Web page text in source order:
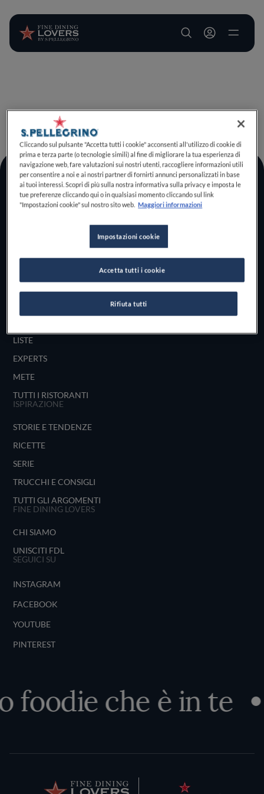
User account
TORNA A INIZIO PAGINA
Home
Log In
Scopri il vero
foodie che è in te
UNISCITI
LISTE
EXPERTS
METE
TUTTI I RISTORANTI
ISPIRAZIONE
STORIE E TENDENZE
RICETTE
SERIE
TRUCCHI E CONSIGLI
TUTTI GLI ARGOMENTI
FINE DINING LOVERS
CHI SIAMO
UNISCITI FDL
SEGUICI SU
INSTAGRAM
FACEBOOK
YOUTUBE
PINTEREST
foodie che è in te
Cliccando sul pulsante "Accetta tutti i cookie" acconsenti all'utilizzo di cookie di
prima e terza parte (o tecnologie simili) al fine di migliorare la tua esperienza di
navigazione web, fare valutazioni sui nostri utenti, raccogliere informazioni utili
per consentire a noi e ai nostri partner di fornirti annunci personalizzati in base
ai tuoi interessi. Scopri di più sulla nostra informativa sulla privacy e imposta le
tue preferenze cliccando qui o in qualsiasi momento cliccando sul link
"Impostazioni cookie" sul nostro sito web. Maggiori informazioni
Impostazioni cookie
Rifiuta tutti
Accetta tutti i cookie